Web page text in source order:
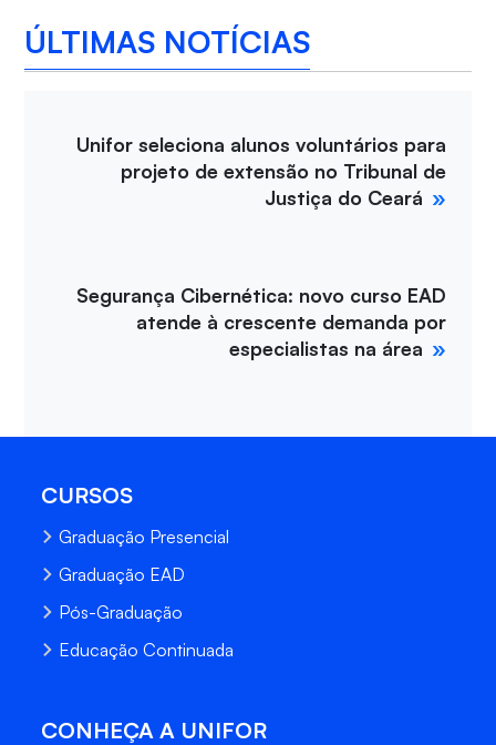
ÚLTIMAS NOTÍCIAS
Unifor seleciona alunos voluntários para
projeto de extensão no Tribunal de
Justiça do Ceará
Segurança Cibernética: novo curso EAD
atende à crescente demanda por
especialistas na área
CURSOS
Graduação Presencial
Graduação EAD
Pós-Graduação
Educação Continuada
CONHEÇA A UNIFOR